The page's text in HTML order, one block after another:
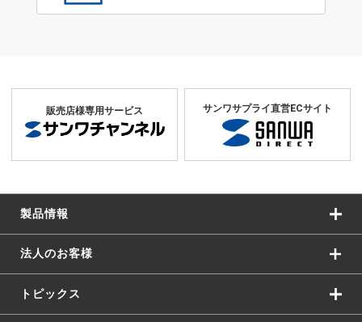
販売店様専用サービス サンワサプライ直営ECサイト
製品情報
法人のお客様
トピックス